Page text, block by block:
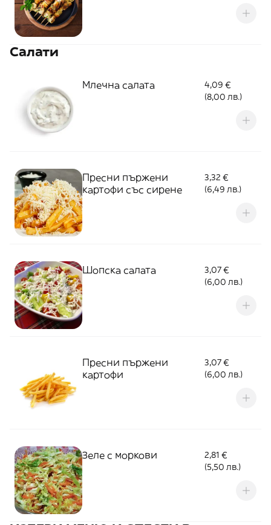
Салати
Млечна салата
4,09 €
(8,00 лв.)
Пресни пържени
картофи със сирене
3,32 €
(6,49 лв.)
Шопска салата
3,07 €
(6,00 лв.)
Пресни пържени
картофи
3,07 €
(6,00 лв.)
Зеле с моркови
2,81 €
(5,50 лв.)